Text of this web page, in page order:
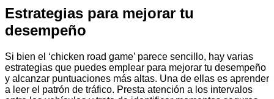
Estrategias para mejorar tu
desempeño
Si bien el ‘chicken road game’ parece sencillo, hay varias
estrategias que puedes emplear para mejorar tu desempeño
y alcanzar puntuaciones más altas. Una de ellas es aprender
a leer el patrón de tráfico. Presta atención a los intervalos